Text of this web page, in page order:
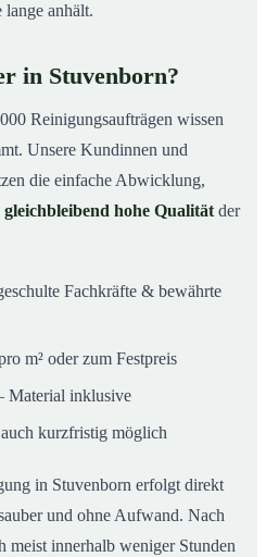
lange anhält.
in Stuvenborn?
Reinigungsaufträgen wissen
Unsere Kundinnen und
die einfache Abwicklung,
gleichbleibend hohe Qualität der
Fachkräfte & bewährte
m² oder zum Festpreis
Material inklusive
kurzfristig möglich
in Stuvenborn erfolgt direkt
und ohne Aufwand. Nach
meist innerhalb weniger Stunden